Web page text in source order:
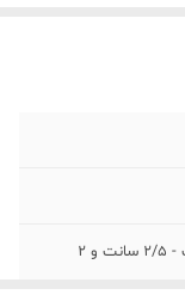
قطر خروجی کار 4 سانت - 2/5 سانت و 2